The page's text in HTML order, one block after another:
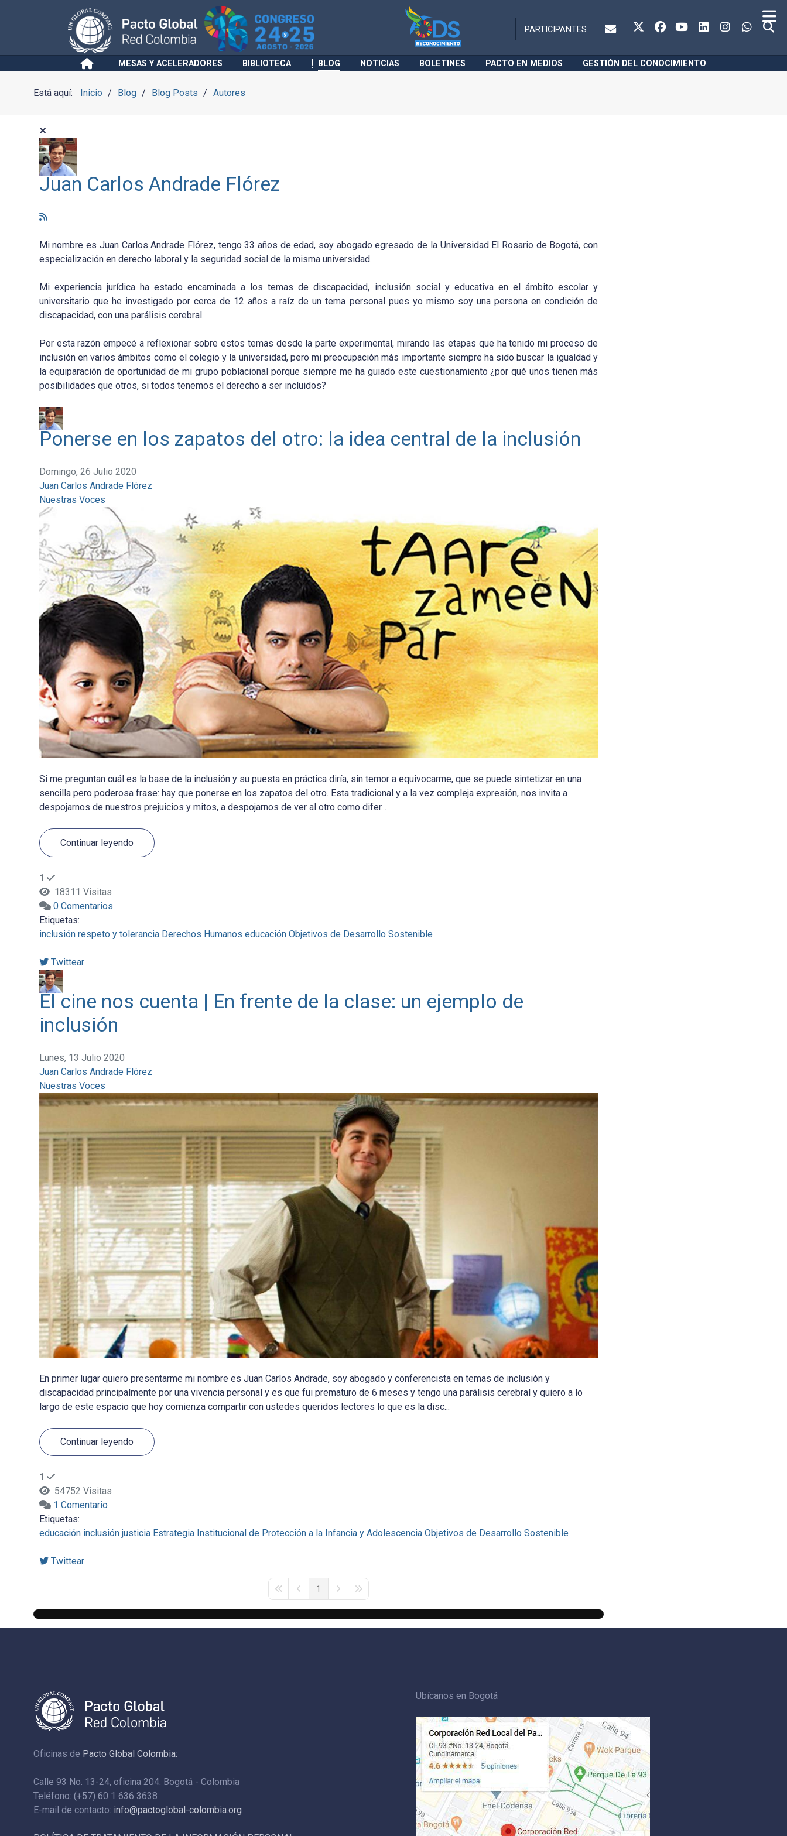
PARTICIPANTES
MESAS Y ACELERADORES BIBLIOTECA BLOG NOTICIAS BOLETINES PACTO EN MEDIOS GESTIÓN DEL CONOCIMIENTO
Está aquí: Inicio Blog Blog Posts Autores
Juan Carlos Andrade Flórez
Mi nombre es Juan Carlos Andrade Flórez, tengo 33 años de edad, soy abogado egresado de la Universidad El Rosario de Bogotá, con
especialización en derecho laboral y la seguridad social de la misma universidad.
Mi experiencia jurídica ha estado encaminada a los temas de discapacidad, inclusión social y educativa en el ámbito escolar y
universitario que he investigado por cerca de 12 años a raíz de un tema personal pues yo mismo soy una persona en condición de
discapacidad, con una parálisis cerebral.
Por esta razón empecé a reflexionar sobre estos temas desde la parte experimental, mirando las etapas que ha tenido mi proceso de
inclusión en varios ámbitos como el colegio y la universidad, pero mi preocupación más importante siempre ha sido buscar la igualdad y
la equiparación de oportunidad de mi grupo poblacional porque siempre me ha guiado este cuestionamiento ¿por qué unos tienen más
posibilidades que otros, si todos tenemos el derecho a ser incluidos?
Ponerse en los zapatos del otro: la idea central de la inclusión
Domingo, 26 Julio 2020
Juan Carlos Andrade Flórez
Nuestras Voces
Si me preguntan cuál es la base de la inclusión y su puesta en práctica diría, sin temor a equivocarme, que se puede sintetizar en una
sencilla pero poderosa frase: hay que ponerse en los zapatos del otro. Esta tradicional y a la vez compleja expresión, nos invita a
despojarnos de nuestros prejuicios y mitos, a despojarnos de ver al otro como difer...
Continuar leyendo
1
18311 Visitas
0 Comentarios
Etiquetas:
inclusión respeto y tolerancia Derechos Humanos educación Objetivos de Desarrollo Sostenible
Twittear
El cine nos cuenta | En frente de la clase: un ejemplo de
inclusión
Lunes, 13 Julio 2020
Juan Carlos Andrade Flórez
Nuestras Voces
En primer lugar quiero presentarme mi nombre es Juan Carlos Andrade, soy abogado y conferencista en temas de inclusión y
discapacidad principalmente por una vivencia personal y es que fui prematuro de 6 meses y tengo una parálisis cerebral y quiero a lo
largo de este espacio que hoy comienza compartir con ustedes queridos lectores lo que es la disc...
Continuar leyendo
1
54752 Visitas
1 Comentario
Etiquetas:
educación inclusión justicia Estrategia Institucional de Protección a la Infancia y Adolescencia Objetivos de Desarrollo Sostenible
Twittear
First PagePrevious Page
1
Next PageLast Page
Oficinas de Pacto Global Colombia:
Calle 93 No. 13-24, oficina 204. Bogotá - Colombia
Teléfono: (+57) 60 1 636 3638
E-mail de contacto: info@pactoglobal-colombia.org
Ubícanos en Bogotá